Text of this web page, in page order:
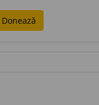
Donează